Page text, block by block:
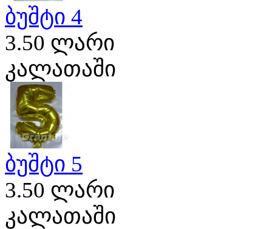
ბუშტი 4
3.50 ლარი
კალათაში
ბუშტი 5
3.50 ლარი
კალათაში